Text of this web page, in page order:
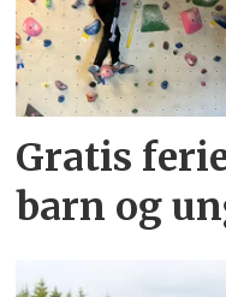
Gratis
barn og